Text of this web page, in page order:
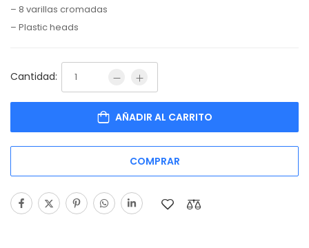
– 8 varillas cromadas
– Plastic heads
Cantidad:
AÑADIR AL CARRITO
COMPRAR